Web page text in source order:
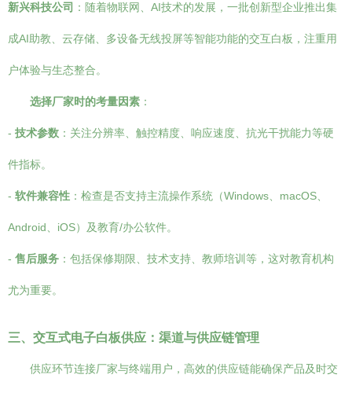
新兴科技公司 ：随着物联网、AI技术的发展，一批创新型企业推出集
成AI助教、云存储、多设备无线投屏等智能功能的交互白板，注重用
户体验与生态整合。
选择厂家时的考量因素 ：
- 技术参数 ：关注分辨率、触控精度、响应速度、抗光干扰能力等硬
件指标。
- 软件兼容性 ：检查是否支持主流操作系统（Windows、macOS、
Android、iOS）及教育/办公软件。
- 售后服务 ：包括保修期限、技术支持、教师培训等，这对教育机构
尤为重要。
三、交互式电子白板供应：渠道与供应链管理
供应环节连接厂家与终端用户，高效的供应链能确保产品及时交